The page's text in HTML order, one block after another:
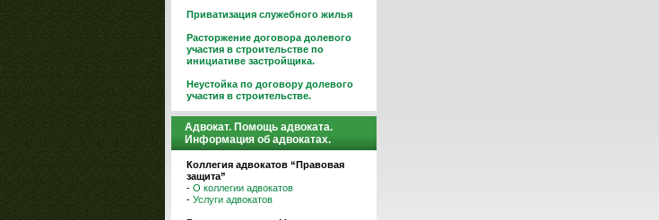
Приватизация служебного жилья
Расторжение договора долевого
участия в строительстве по
инициативе застройщика.
Неустойка по договору долевого
участия в строительстве.
Адвокат. Помощь адвоката.
Информация об адвокатах.
Коллегия адвокатов “Правовая
защита”
- О коллегии адвокатов
- Услуги адвокатов